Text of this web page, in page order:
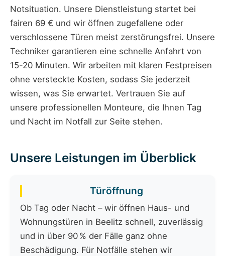
Notsituation. Unsere Dienstleistung startet bei
fairen 69 € und wir öffnen zugefallene oder
verschlossene Türen meist zerstörungsfrei. Unsere
Techniker garantieren eine schnelle Anfahrt von
15-20 Minuten. Wir arbeiten mit klaren Festpreisen
ohne versteckte Kosten, sodass Sie jederzeit
wissen, was Sie erwartet. Vertrauen Sie auf
unsere professionellen Monteure, die Ihnen Tag
und Nacht im Notfall zur Seite stehen.
Unsere Leistungen im Überblick
Türöffnung
Ob Tag oder Nacht – wir öffnen Haus- und
Wohnungstüren in Beelitz schnell, zuverlässig
und in über 90 % der Fälle ganz ohne
Beschädigung. Für Notfälle stehen wir